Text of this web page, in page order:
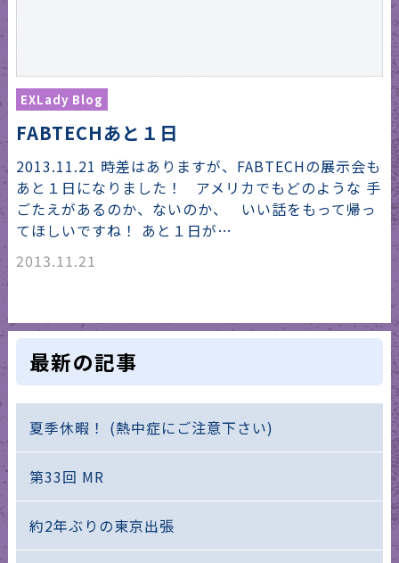
EXLady Blog
FABTECHあと１日
2013.11.21 時差はありますが、FABTECHの展示会も
あと１日になりました！ アメリカでもどのような 手
ごたえがあるのか、ないのか、 いい話をもって帰っ
てほしいですね！ あと１日が…
2013.11.21
最新の記事
夏季休暇！ (熱中症にご注意下さい)
第33回 MR
約2年ぶりの東京出張